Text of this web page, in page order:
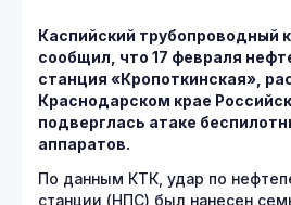
Каспийский трубопроводный
сообщил, что 17 февраля
станция «Кропоткинская»,
Краснодарском крае
подверглась атаке
аппаратов.
По данным КТК, удар по
станции (НПС) был нанесен